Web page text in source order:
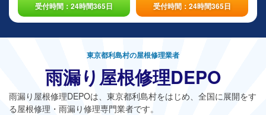
受付時間：24時間365日 受付時間：24時間365日
東京都利島村の屋根修理業者
雨漏り屋根修理DEPO
雨漏り屋根修理DEPOは、東京都利島村をはじめ、全国に展開をす
る屋根修理・雨漏り修理専門業者です。